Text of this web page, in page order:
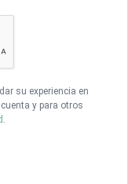
su experiencia en
y para otros